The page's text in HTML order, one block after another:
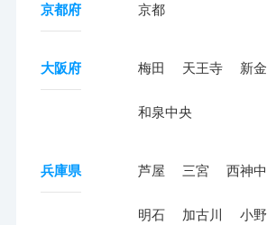
京都府 京都
大阪府 梅田 天王寺 新
和泉中央
兵庫県 芦屋 三宮 西神
明石 加古川 小野